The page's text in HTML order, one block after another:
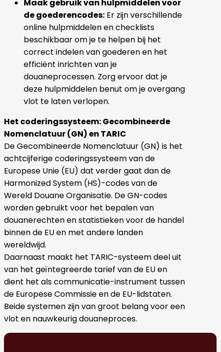
Maak gebruik van hulpmiddelen voor
de goederencodes: Er zijn verschillende
online hulpmiddelen en checklists
beschikbaar om je te helpen bij het
correct indelen van goederen en het
efficiënt inrichten van je
douaneprocessen. Zorg ervoor dat je
deze hulpmiddelen benut om je overgang
vlot te laten verlopen.
Het coderingssysteem: Gecombineerde
Nomenclatuur (GN) en TARIC
De Gecombineerde Nomenclatuur (GN) is het
achtcijferige coderingssysteem van de
Europese Unie (EU) dat verder gaat dan de
Harmonized System (HS)-codes van de
Wereld Douane Organisatie. De GN-codes
worden gebruikt voor het bepalen van
douanerechten en statistieken voor de handel
binnen de EU en met andere landen
wereldwijd.
Daarnaast maakt het TARIC-systeem deel uit
van het geïntegreerde tarief van de EU en
dient het als communicatie-instrument tussen
de Europese Commissie en de EU-lidstaten.
Beide systemen zijn van groot belang voor een
vlot en nauwkeurig douaneproces.